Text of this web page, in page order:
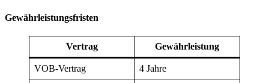
Gewährleistungsfristen
Vertrag Gewährleistung
VOB-Vertrag 4 Jahre